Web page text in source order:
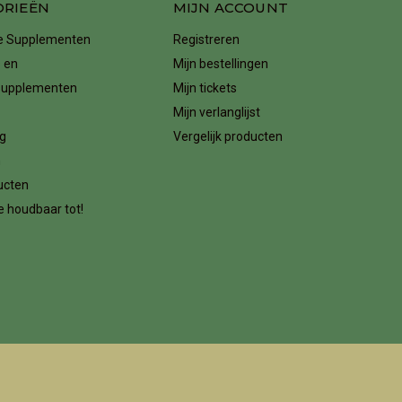
Supplementen
en
houdbaar tot!
MIJN ACCOUNT
Registreren
Mijn bestellingen
Mijn tickets
Mijn verlanglijst
Vergelijk producten